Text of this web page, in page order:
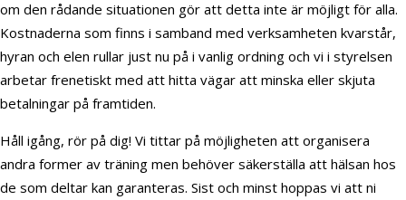
om den rådande situationen gör att detta inte är möjligt för alla.
Kostnaderna som finns i samband med verksamheten kvarstår,
hyran och elen rullar just nu på i vanlig ordning och vi i styrelsen
arbetar frenetiskt med att hitta vägar att minska eller skjuta
betalningar på framtiden.
Håll igång, rör på dig! Vi tittar på möjligheten att organisera
andra former av träning men behöver säkerställa att hälsan hos
de som deltar kan garanteras. Sist och minst hoppas vi att ni